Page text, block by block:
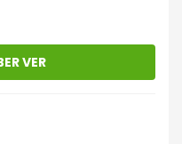
VER